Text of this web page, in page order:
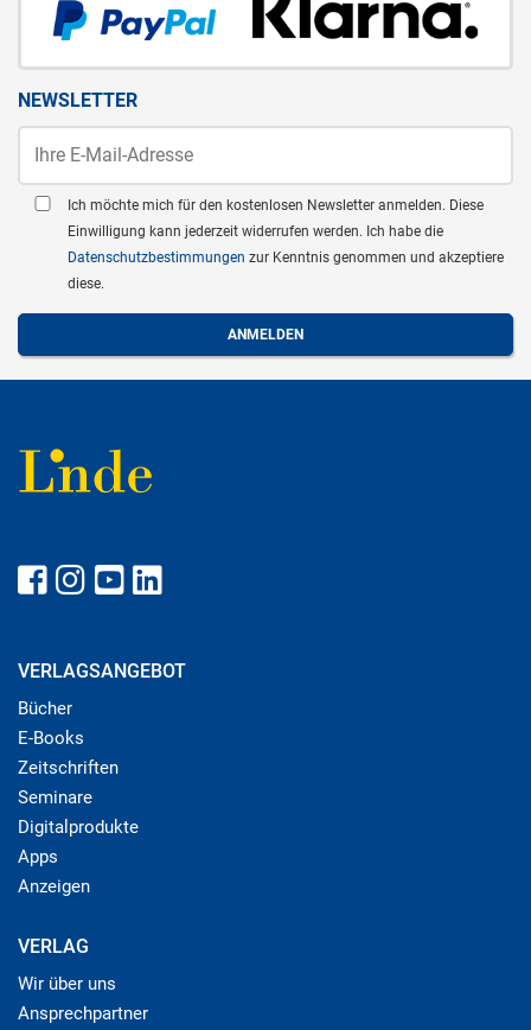
NEWSLETTER
Ich möchte mich für den kostenlosen Newsletter anmelden. Diese
Einwilligung kann jederzeit widerrufen werden. Ich habe die
Datenschutzbestimmungen zur Kenntnis genommen und akzeptiere
diese.
VERLAGSANGEBOT
Bücher
E-Books
Zeitschriften
Seminare
Digitalprodukte
Apps
Anzeigen
VERLAG
Wir über uns
Ansprechpartner